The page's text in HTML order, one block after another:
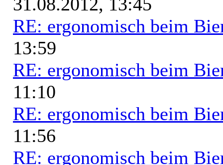
RE: ergonomisch beim
13:59
RE: ergonomisch beim
11:10
RE: ergonomisch beim
11:56
RE: ergonomisch beim